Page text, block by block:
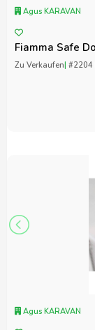
Agus KARAVAN
Fiamma Safe
Zu Verkaufen| #2204
Agus KARAVAN